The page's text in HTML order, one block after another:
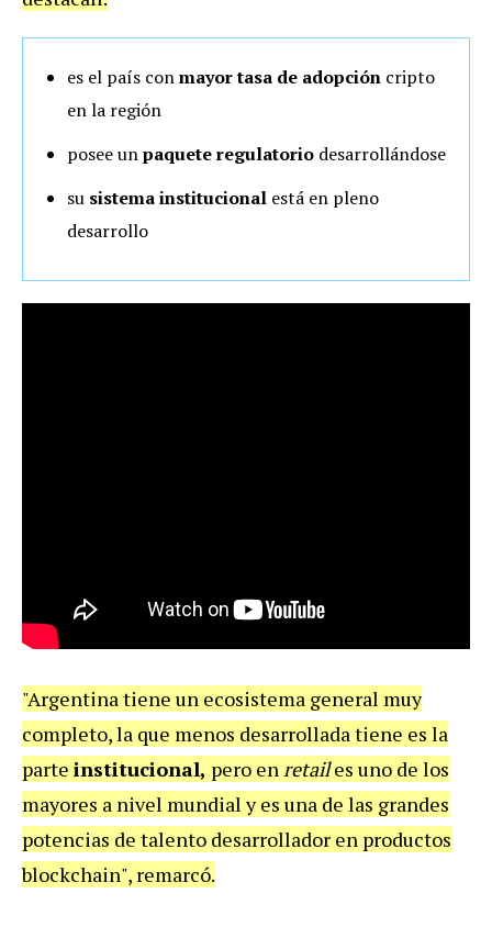
es el país conmayor tasa de adopción cripto
en la región
posee unpaquete regulatorio desarrollándose
su sistema institucional está en pleno
desarrollo
"Argentina tiene un ecosistema general muy
completo, la que menos desarrollada tiene es la
parte institucional, pero enretailes uno de los
mayores a nivel mundial y es una de las grandes
potencias de talento desarrollador en productos
blockchain", remarcó.